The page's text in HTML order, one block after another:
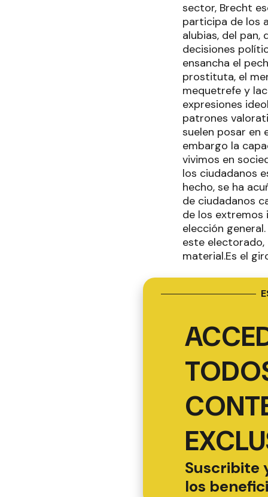
sector, Brecht
participa de los
alubias, del pan,
decisiones
ensancha el
prostituta, el
mequetrefe y
expresiones
patrones
suelen posar en
embargo la
vivimos en
los ciudadanos
hecho, se ha
de ciudadanos
de los extremos
elección
este electorado,
material.Es el
Suscribite
los